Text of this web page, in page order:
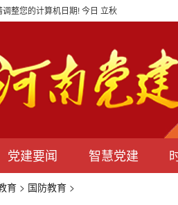
整您的计算机日期! 今日 立秋
党建要闻 智慧党建
育 > 国防教育 >